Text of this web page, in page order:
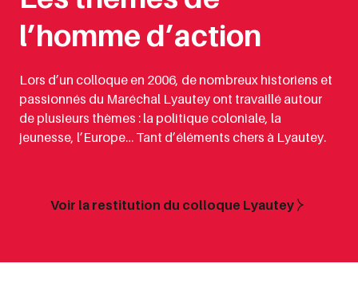
l’homme d’action
Lors d’un colloque en 2006, de nombreux historiens et
passionnés du Maréchal Lyautey ont travaillé autour
de plusieurs thèmes : la politique coloniale, la
jeunesse, l’Europe… Tant d’éléments chers à Lyautey.
Voir la restitution du colloque Lyautey